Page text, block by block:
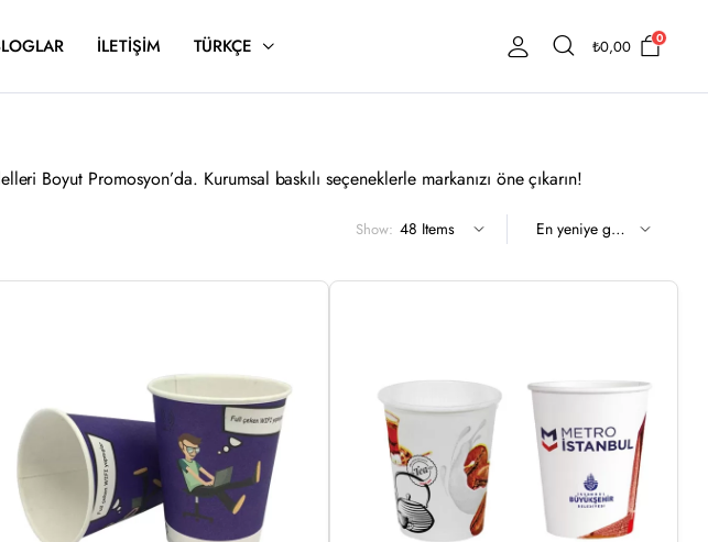
İLETIŞIM TÜRKÇE ₺0,00 0
Boyut Promosyon’da. Kurumsal baskılı seçeneklerle markanızı öne çıkarın!
Show: